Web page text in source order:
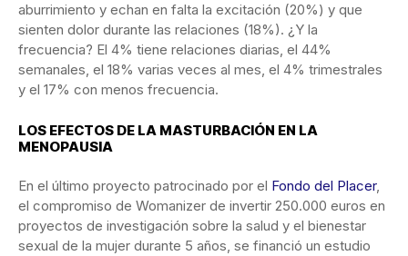
aburrimiento y echan en falta la excitación (20%) y que
sienten dolor durante las relaciones (18%). ¿Y la
frecuencia? El 4% tiene relaciones diarias, el 44%
semanales, el 18% varias veces al mes, el 4% trimestrales
y el 17% con menos frecuencia.
LOS EFECTOS DE LA MASTURBACIÓN EN LA
MENOPAUSIA
En el último proyecto patrocinado por el Fondo del Placer,
el compromiso de Womanizer de invertir 250.000 euros en
proyectos de investigación sobre la salud y el bienestar
sexual de la mujer durante 5 años, se financió un estudio